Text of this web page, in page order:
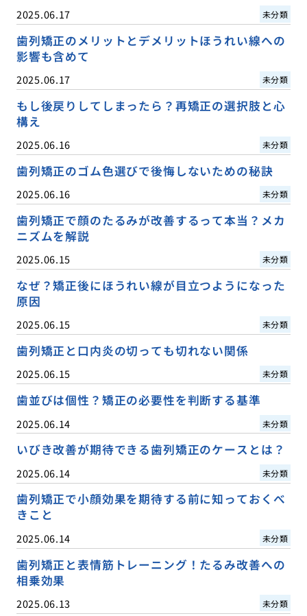
2025.06.17 未分類
歯列矯正のメリットとデメリットほうれい線への
影響も含めて
2025.06.17 未分類
もし後戻りしてしまったら？再矯正の選択肢と心
構え
2025.06.16 未分類
歯列矯正のゴム色選びで後悔しないための秘訣
2025.06.16 未分類
歯列矯正で顔のたるみが改善するって本当？メカ
ニズムを解説
2025.06.15 未分類
なぜ？矯正後にほうれい線が目立つようになった
原因
2025.06.15 未分類
歯列矯正と口内炎の切っても切れない関係
2025.06.15 未分類
歯並びは個性？矯正の必要性を判断する基準
2025.06.14 未分類
いびき改善が期待できる歯列矯正のケースとは？
2025.06.14 未分類
歯列矯正で小顔効果を期待する前に知っておくべ
きこと
2025.06.14 未分類
歯列矯正と表情筋トレーニング！たるみ改善への
相乗効果
2025.06.13 未分類